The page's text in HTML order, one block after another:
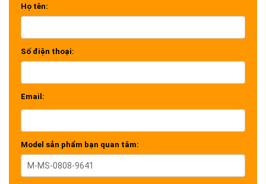
Họ tên:
Số điện thoại:
Email:
Model sản phẩm bạn quan tâm: